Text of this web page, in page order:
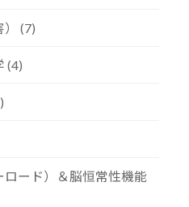
(7)
(4)
ード）＆脳恒常性機能